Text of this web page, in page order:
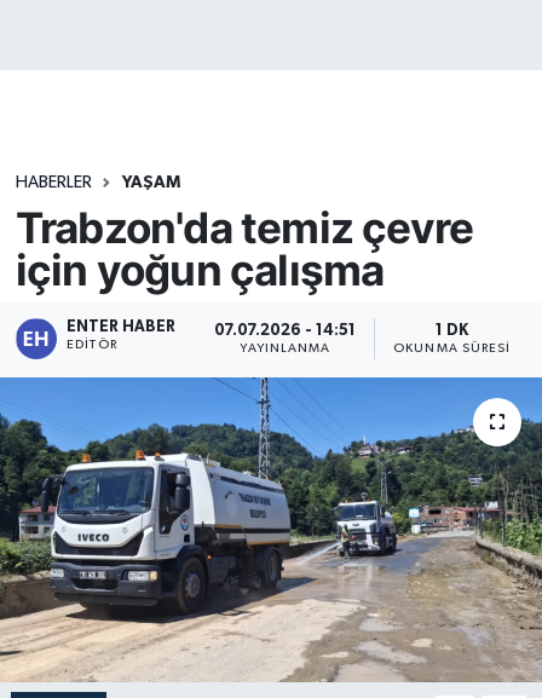
HABERLER YAŞAM
Trabzon'da temiz çevre
için yoğun çalışma
ENTER HABER
EDITÖR
07.07.2026 - 14:51
YAYINLANMA
1 DK
OKUNMA SÜRESI